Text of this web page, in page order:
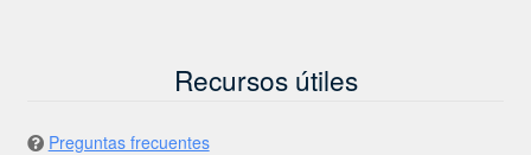
Recursos útiles
Preguntas frecuentes